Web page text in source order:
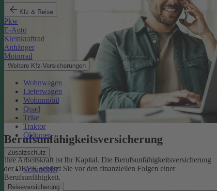
Kfz & Reise
Pkw
E-Auto
Kleinkraftrad
Anhänger
Motorrad
Weitere Kfz-Versicherungen
Wohnwagen
Lieferwagen
Wohnmobil
Quad
Trike
Traktor
Oldtimer
Zusatzschutz
Schutzbrief
Reiseversicherung
Berufsunfähigkeits­versicherung
Ihre Arbeitskraft ist Ihr Kapital. Die Berufsunfähigkeitsversicherung
der DEVK schützt Sie vor den finanziellen Folgen einer
Berufsunfähigkeit.
Mehr erfahren